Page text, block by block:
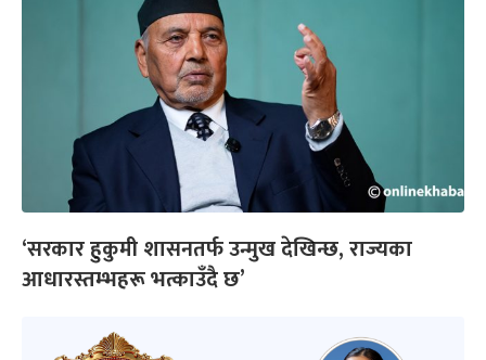
‘सरकार हुकुमी शासनतर्फ उन्मुख देखिन्छ, राज्यका
आधारस्तम्भहरू भत्काउँदै छ’